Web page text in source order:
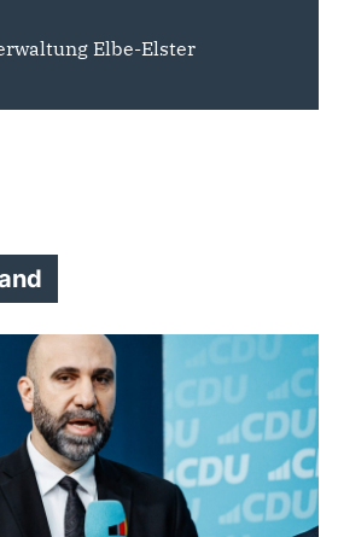
Elbe-Elster